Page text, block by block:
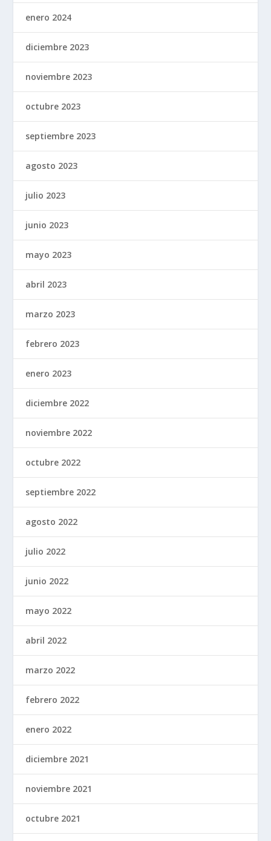
enero 2024
diciembre 2023
noviembre 2023
octubre 2023
septiembre 2023
agosto 2023
julio 2023
junio 2023
mayo 2023
abril 2023
marzo 2023
febrero 2023
enero 2023
diciembre 2022
noviembre 2022
octubre 2022
septiembre 2022
agosto 2022
julio 2022
junio 2022
mayo 2022
abril 2022
marzo 2022
febrero 2022
enero 2022
diciembre 2021
noviembre 2021
octubre 2021